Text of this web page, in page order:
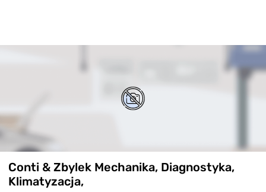
Conti & Zbylek Mechanika, Diagnostyka,
Klimatyzacja,